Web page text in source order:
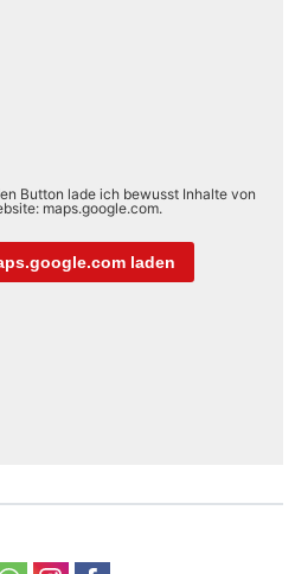
Button lade ich bewusst Inhalte von
maps.google.com.
laden